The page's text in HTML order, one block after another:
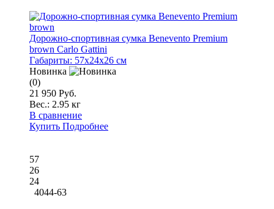
Дорожно-спортивная сумка Benevento Premium
brown Carlo Gattini
Габариты: 57x24x26 см
Новинка
(0)
21 950 Руб.
Вес.: 2.95 кг
В сравнение
Купить Подробнее
57
26
24
4044-63